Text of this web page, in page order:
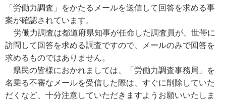
「労働力調査」をかたるメールを送信して回答を求める事
案が確認されています。
労働力調査は都道府県知事が任命した調査員が、世帯に
訪問して回答を求める調査ですので、メールのみで回答を
求めるものではありません。
県民の皆様におかれましては、
「労働力調査事務局 」を
名乗る不審なメールを受信した際は、 すぐに削除していた
だくなど、 十分注意していただきますようお願いいたしま